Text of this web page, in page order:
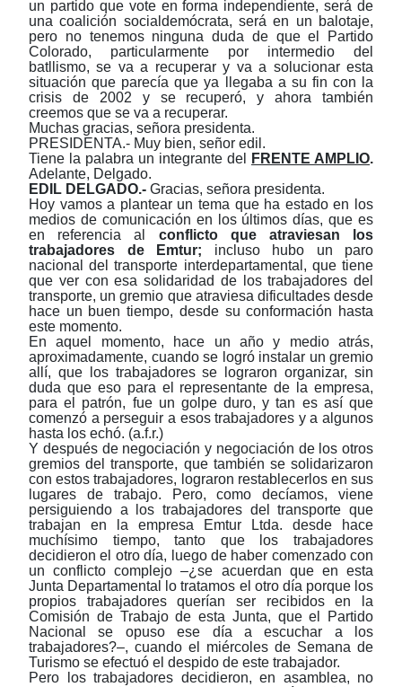
un partido que vote en forma independiente, será de
una coalición socialdemócrata, será en un balotaje,
pero no tenemos ninguna duda de que el Partido
Colorado, particularmente por intermedio del
batllismo, se va a recuperar y va a solucionar esta
situación que parecía que ya llegaba a su fin con la
crisis de 2002 y se recuperó, y ahora también
creemos que se va a recuperar.
Muchas gracias, señora presidenta.
PRESIDENTA.- Muy bien, señor edil.
Tiene la palabra un integrante del
FRENTE AMPLIO.
Adelante, Delgado.
EDIL DELGADO.- Gracias, señora presidenta.
Hoy vamos a plantear un tema que ha estado en los
medios de comunicación en los últimos días, que es
en referencia al conflicto que atraviesan los
trabajadores de Emtur; incluso hubo un paro
nacional del transporte interdepartamental, que tiene
que ver con esa solidaridad de los trabajadores del
transporte, un gremio que atraviesa dificultades desde
hace un buen tiempo, desde su conformación hasta
este momento.
En aquel momento, hace un año y medio atrás,
aproximadamente, cuando se logró instalar un gremio
allí, que los trabajadores se lograron organizar, sin
duda que eso para el representante de la empresa,
para el patrón, fue un golpe duro, y tan es así que
comenzó a perseguir a esos trabajadores y a algunos
hasta los echó. (a.f.r.)
Y después de negociación y negociación de los otros
gremios del transporte, que también se solidarizaron
con estos trabajadores, lograron restablecerlos en sus
lugares de trabajo. Pero, como decíamos, viene
persiguiendo a los trabajadores del transporte que
trabajan en la empresa Emtur Ltda. desde hace
muchísimo tiempo, tanto que los trabajadores
decidieron el otro día, luego de haber comenzado con
un conflicto complejo ‒¿se acuerdan que en esta
Junta Departamental lo tratamos el otro día porque los
propios trabajadores querían ser recibidos en la
Comisión de Trabajo de esta Junta, que el Partido
Nacional se opuso ese día a escuchar a los
trabajadores?‒, cuando el miércoles de Semana de
Turismo se efectuó el despido de este trabajador.
Pero los trabajadores decidieron, en asamblea, no